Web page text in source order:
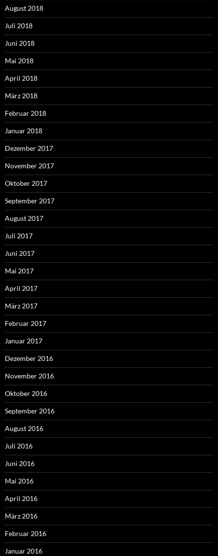
August 2018
Juli 2018
Juni 2018
Mai 2018
April 2018
März 2018
Februar 2018
Januar 2018
Dezember 2017
November 2017
Oktober 2017
September 2017
August 2017
Juli 2017
Juni 2017
Mai 2017
April 2017
März 2017
Februar 2017
Januar 2017
Dezember 2016
November 2016
Oktober 2016
September 2016
August 2016
Juli 2016
Juni 2016
Mai 2016
April 2016
März 2016
Februar 2016
Januar 2016